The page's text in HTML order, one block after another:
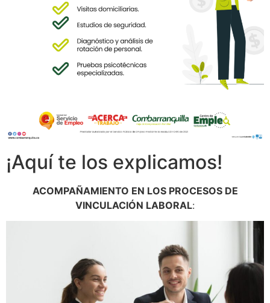
¡Aquí te los explicamos!
ACOMPAÑAMIENTO EN LOS PROCESOS DE
VINCULACIÓN LABORAL: